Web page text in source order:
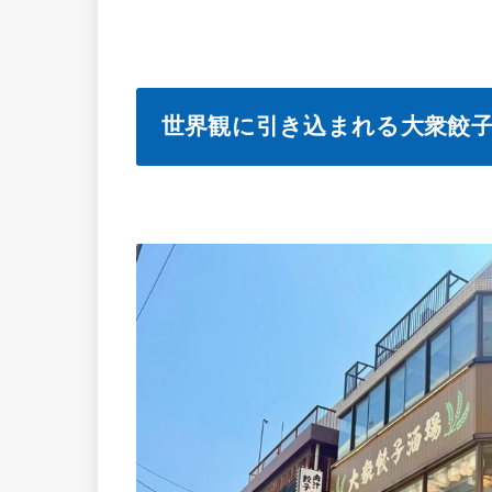
世界観に引き込まれる大衆餃